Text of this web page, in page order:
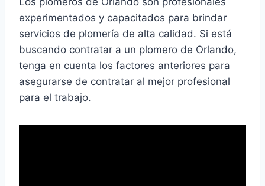
experimentados y capacitados para brindar
servicios de plomería de alta calidad. Si está
buscando contratar a un plomero de Orlando,
tenga en cuenta los factores anteriores para
asegurarse de contratar al mejor profesional
para el trabajo.